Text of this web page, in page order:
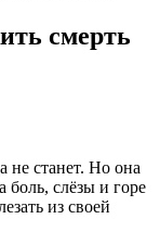
смерть
не станет. Но она
боль, слёзы и горе
из своей